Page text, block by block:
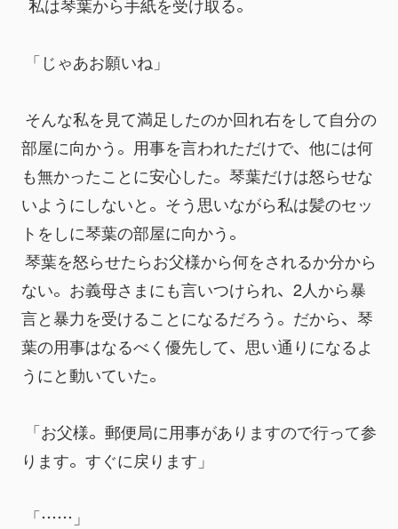
「じゃあお願いね」
そんな私を見て満足したのか回れ右をして自分の
部屋に向かう。用事を言われただけで、他には何
も無かったことに安心した。琴葉だけは怒らせな
いようにしないと。そう思いながら私は髪のセッ
トをしに琴葉の部屋に向かう。
琴葉を怒らせたらお父様から何をされるか分から
ない。お義母さまにも言いつけられ、2人から暴
言と暴力を受けることになるだろう。だから、琴
葉の用事はなるべく優先して、思い通りになるよ
うにと動いていた。
「お父様。郵便局に用事がありますので行って参
ります。すぐに戻ります」
「……」